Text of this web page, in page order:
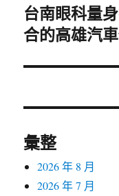
下
一
文
台南眼科量
合的高雄汽
彙整
2026 年 8 月
2026 年 7 月